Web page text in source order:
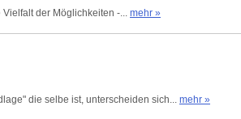
der Möglichkeiten -... mehr »
die selbe ist, unterscheiden sich... mehr »